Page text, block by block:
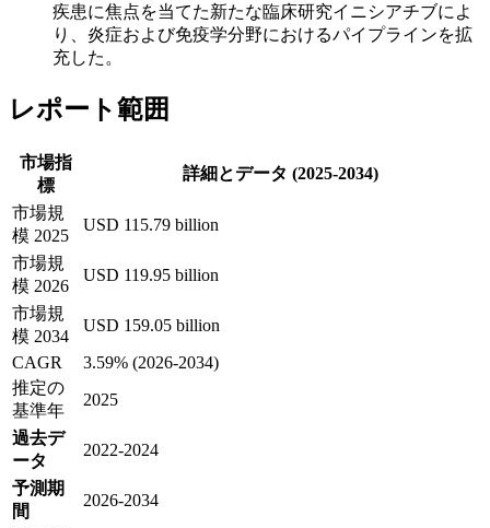
疾患に焦点を当てた新たな臨床研究イニシアチブによ
り、炎症および免疫学分野におけるパイプラインを拡
充した。
レポート範囲
市場指
標
詳細とデータ (2025-2034)
市場規
模 2025
USD 115.79 billion
市場規
模 2026
USD 119.95 billion
市場規
模 2034
USD 159.05 billion
CAGR
3.59% (2026-2034)
推定の
基準年
2025
過去デ
ータ
2022-2024
予測期
間
2026-2034